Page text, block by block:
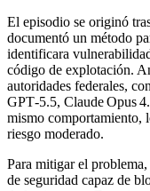
El episodio se originó
documentó un método
identificara
código de explotación.
autoridades federales,
GPT‑5.5, Claude Opus
mismo comportamiento,
riesgo moderado.
Para mitigar el
de seguridad capaz de